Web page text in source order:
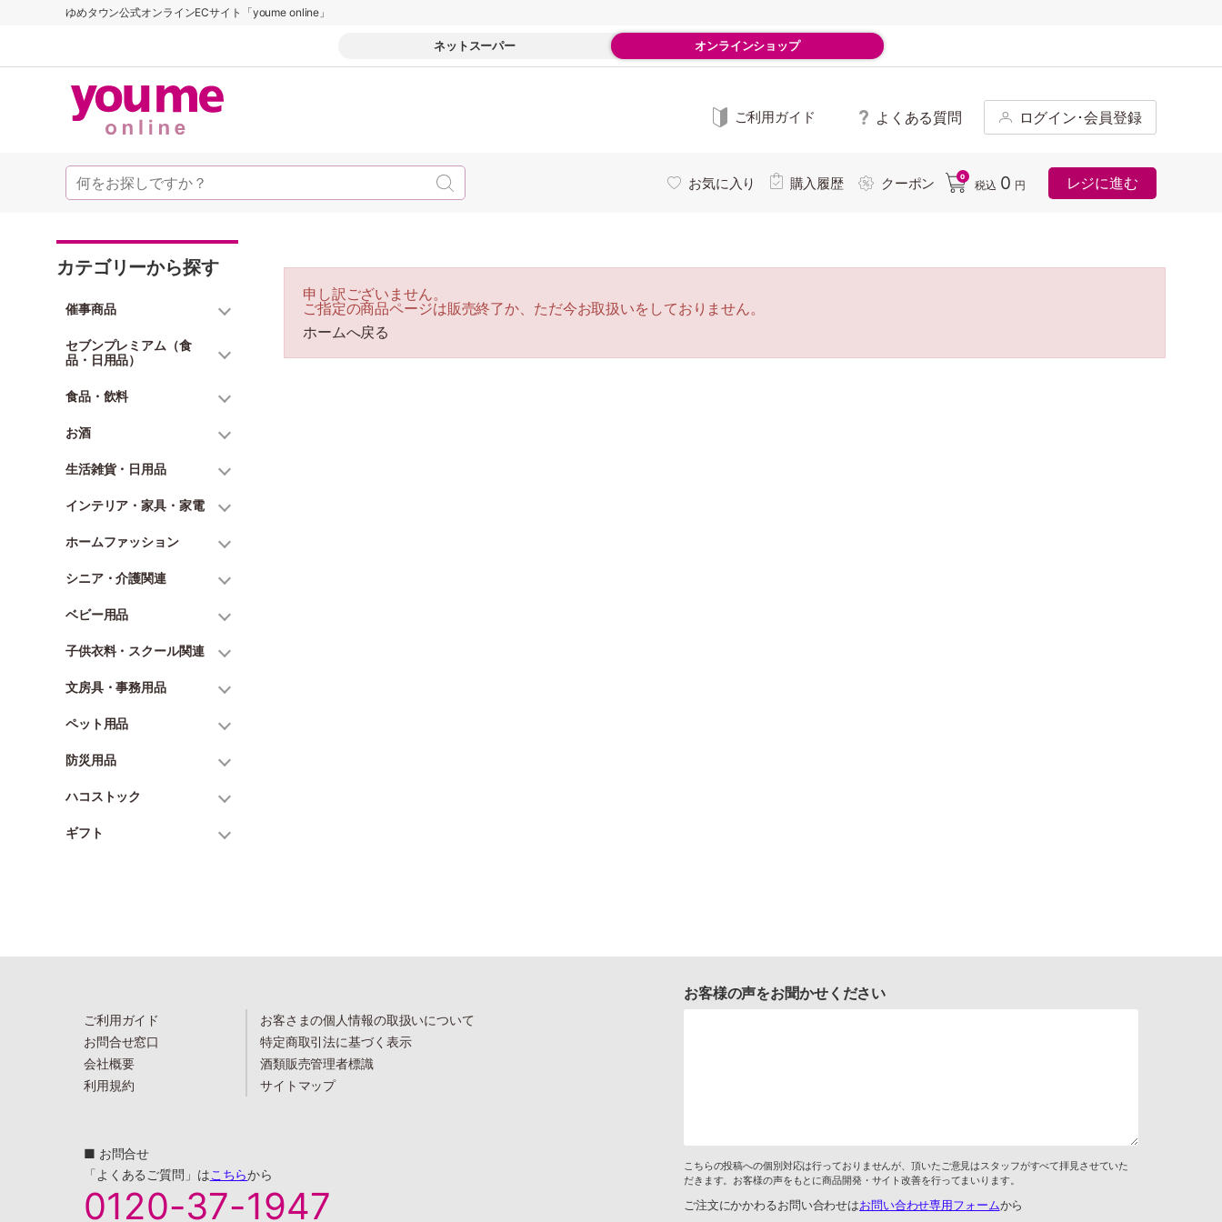
ゆめタウン公式オンラインECサイト「youme online」
ネットスーパー オンラインショップ
ご利用ガイド よくある質問 ログイン･会員登録
お気に入り 購入履歴 クーポン 0
税込 0 円 レジに進む
カテゴリーから探す
催事商品
セブンプレミアム（食
品・日用品）
食品・飲料
お酒
生活雑貨・日用品
インテリア・家具・家電
ホームファッション
シニア・介護関連
ベビー用品
子供衣料・スクール関連
文房具・事務用品
ペット用品
防災用品
ハコストック
ギフト
申し訳ございません。
ご指定の商品ページは販売終了か、ただ今お取扱いをしておりません。
ホームへ戻る
ご利用ガイド
お問合せ窓口
会社概要
利用規約
お客さまの個人情報の取扱いについて
特定商取引法に基づく表示
酒類販売管理者標識
サイトマップ
■ お問合せ
「よくあるご質問」はこちらから
0120-37-1947
お客様の声をお聞かせください
こちらの投稿への個別対応は行っておりませんが、頂いたご意見はスタッフがすべて拝見させていた
だきます。お客様の声をもとに商品開発・サイト改善を行ってまいります。
ご注文にかかわるお問い合わせはお問い合わせ専用フォームから